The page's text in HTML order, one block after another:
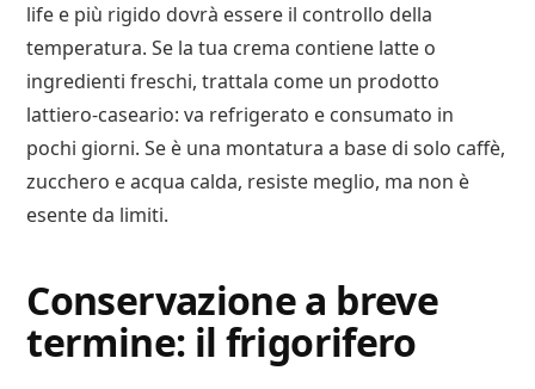
life e più rigido dovrà essere il controllo della
temperatura. Se la tua crema contiene latte o
ingredienti freschi, trattala come un prodotto
lattiero-caseario: va refrigerato e consumato in
pochi giorni. Se è una montatura a base di solo caffè,
zucchero e acqua calda, resiste meglio, ma non è
esente da limiti.
Conservazione a breve
termine: il frigorifero